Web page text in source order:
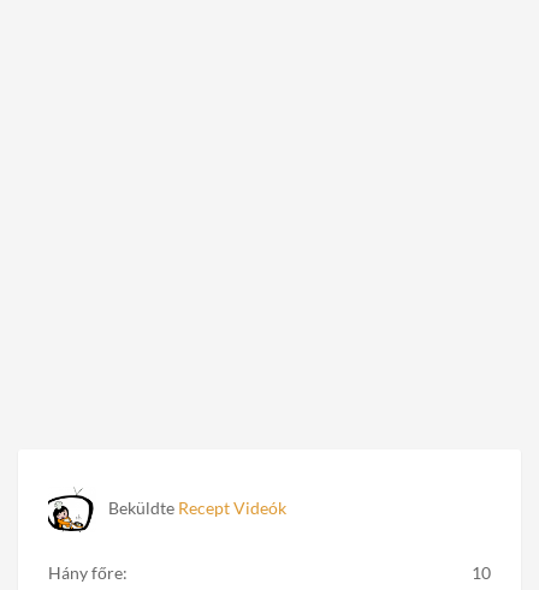
Beküldte Recept Videók
Hány főre: 10